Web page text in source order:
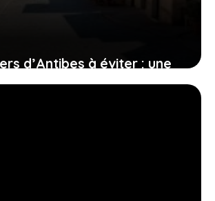
d’Antibes à éviter : une
de Fontonne, Pont-